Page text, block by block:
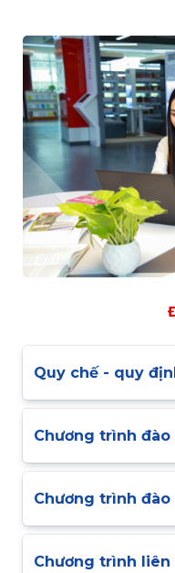
Quy chế - quy
Chương trình
Chương trình
Chương trình